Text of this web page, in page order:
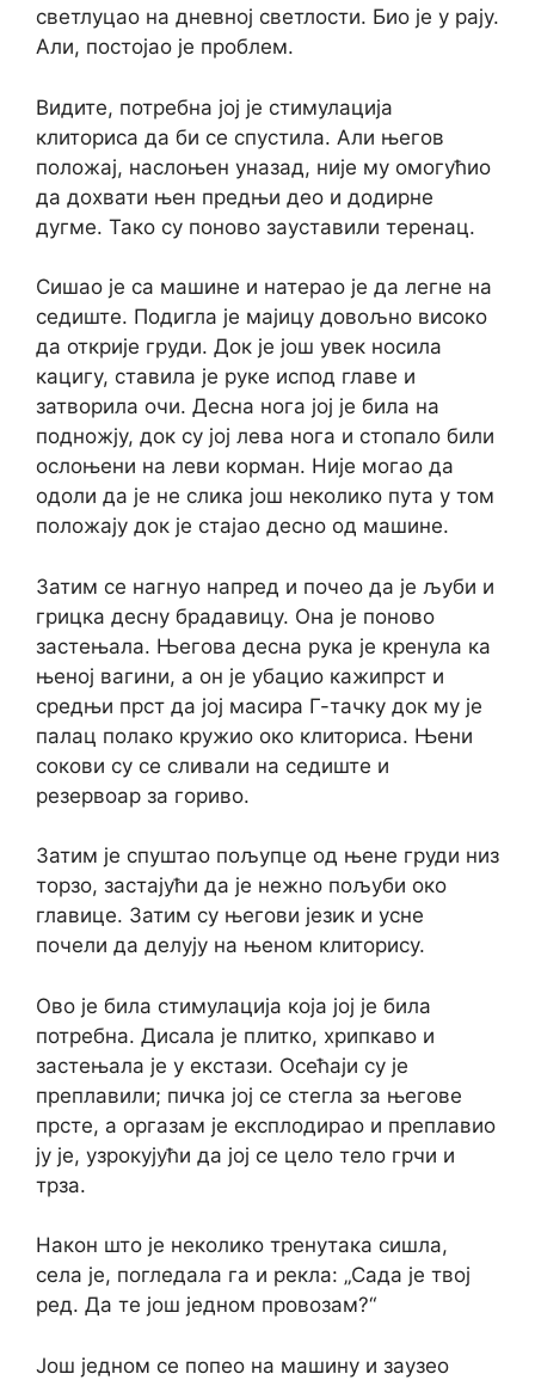
светлуцао на дневној светлости. Био је у рају.
Али, постојао је проблем.
Видите, потребна јој је стимулација
клиториса да би се спустила. Али његов
положај, наслоњен уназад, није му омогућио
да дохвати њен предњи део и додирне
дугме. Тако су поново зауставили теренац.
Сишао је са машине и натерао је да легне на
седиште. Подигла је мајицу довољно високо
да открије груди. Док је још увек носила
кацигу, ставила је руке испод главе и
затворила очи. Десна нога јој је била на
подножју, док су јој лева нога и стопало били
ослоњени на леви корман. Није могао да
одоли да је не слика још неколико пута у том
положају док је стајао десно од машине.
Затим се нагнуо напред и почео да је љуби и
грицка десну брадавицу. Она је поново
застењала. Његова десна рука је кренула ка
њеној вагини, а он је убацио кажипрст и
средњи прст да јој масира Г-тачку док му је
палац полако кружио око клиториса. Њени
сокови су се сливали на седиште и
резервоар за гориво.
Затим је спуштао пољупце од њене груди низ
торзо, застајући да је нежно пољуби око
главице. Затим су његови језик и усне
почели да делују на њеном клиторису.
Ово је била стимулација која јој је била
потребна. Дисала је плитко, хрипкаво и
застењала је у екстази. Осећаји су је
преплавили; пичка јој се стегла за његове
прсте, а оргазам је експлодирао и преплавио
ју је, узрокујући да јој се цело тело грчи и
трза.
Након што је неколико тренутака сишла,
села је, погледала га и рекла: „Сада је твој
ред. Да те још једном провозам?“
Још једном се попео на машину и заузео